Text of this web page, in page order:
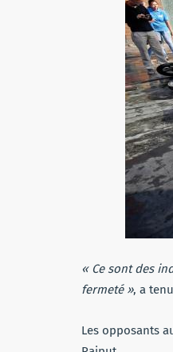
« Ce sont des
fermeté », a
Les opposants